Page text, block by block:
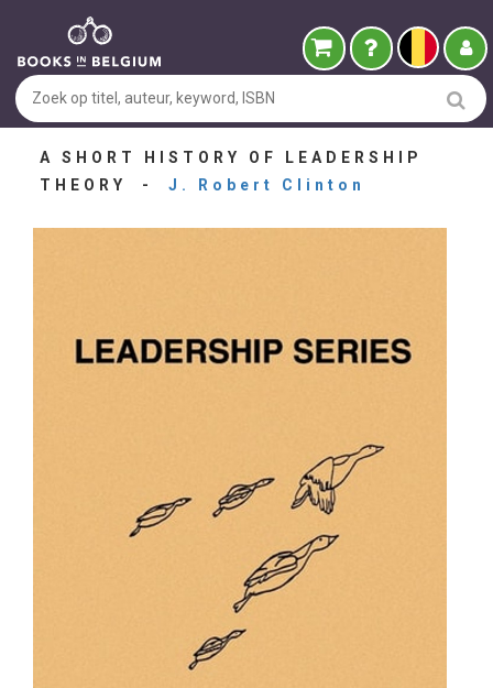
A SHORT HISTORY OF LEADERSHIP
THEORY - J. Robert Clinton